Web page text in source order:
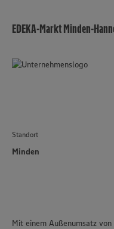
EDEKA-Markt Minden-
Standort
Minden
Mit einem Außenumsatz